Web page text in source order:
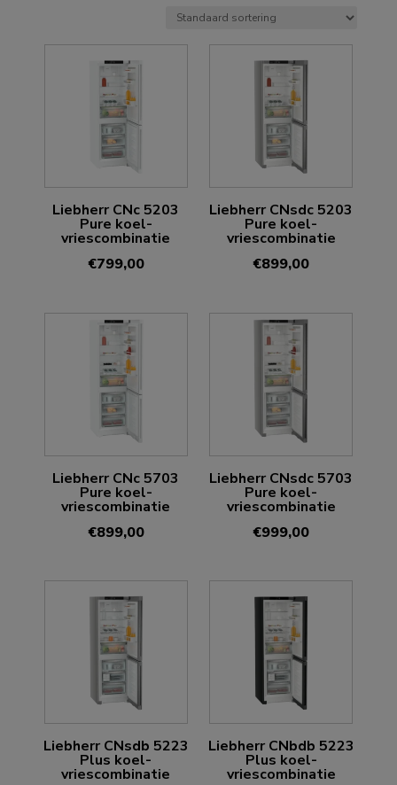
Liebherr CNc 5203
Pure koel-
vriescombinatie
€799,00
Liebherr CNsdc 5203
Pure koel-
vriescombinatie
€899,00
Liebherr CNc 5703
Pure koel-
vriescombinatie
€899,00
Liebherr CNsdc 5703
Pure koel-
vriescombinatie
€999,00
Liebherr CNsdb 5223
Plus koel-
vriescombinatie
Liebherr CNbdb 5223
Plus koel-
vriescombinatie